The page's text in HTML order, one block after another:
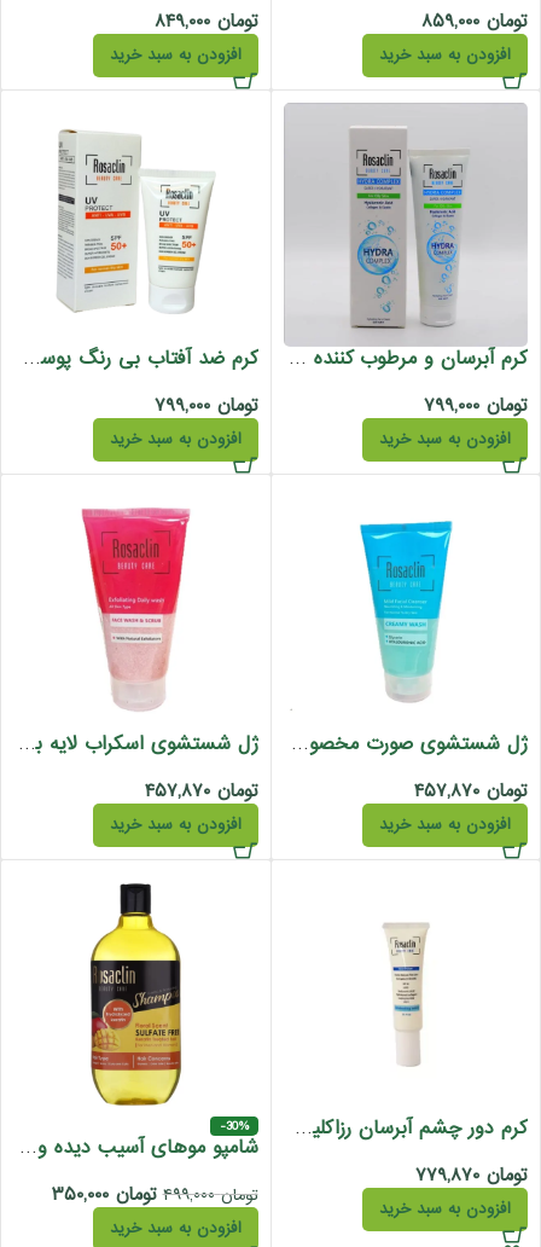
تومان
افزودن به سبد خرید
تومان
افزودن به سبد خرید
کرم آبرسان و مرطوب کننده پوست چرب رزاکلین 100 میل
تومان
افزودن به سبد خرید
کرم ضد آفتاب بی رنگ پوست خشک رزاکلین 40میل
تومان
افزودن به سبد خرید
ژل شستشوی صورت مخصوص پوست نرمال و خشک رزاکلین 150 میل
تومان
افزودن به سبد خرید
ژل شستشوی اسکراب لایه بردار مناسب برای تمام پوستها رزاکلین 150 میل
تومان
افزودن به سبد خرید
کرم دور چشم آبرسان رزاکلین 30 میل
تومان
افزودن به سبد خرید
-30%
شامپو موهای آسیب دیده و کراتین شده رزاکلین 385 میل
تومان۴۹۹,۰۰۰ تومان
افزودن به سبد خرید